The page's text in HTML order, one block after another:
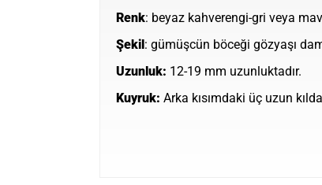
Renk: beyaz kahverengi-gri veya
Şekil : gümüşcün böceği gözyaşı
Uzunluk: 12-19 mm uzunluktadır.
Kuyruk: Arka kısımdaki üç uzun